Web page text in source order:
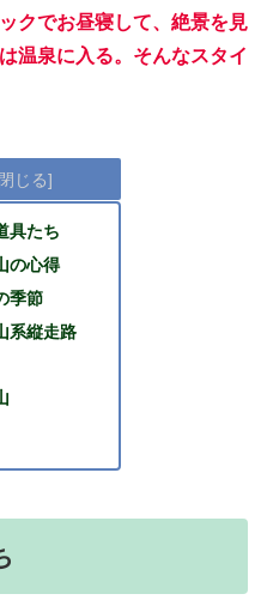
クでお昼寝して、絶景を見
温泉に入る。そんなスタイ
具たち
の心得
季節
系縦走路